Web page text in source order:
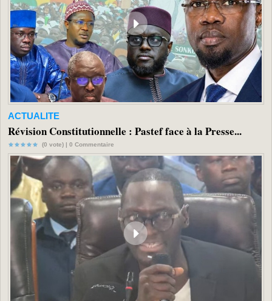
ACTUALITE
Révision Constitutionnelle : Pastef face à la Presse...
(0 vote) | 0 Commentaire